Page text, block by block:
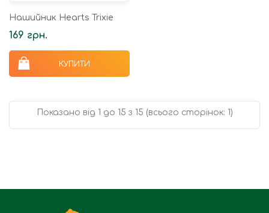
Нашийник Hearts Trixie
169 грн.
КУПИТИ
Показано від 1 до 15 з 15 (всього сторінок: 1)